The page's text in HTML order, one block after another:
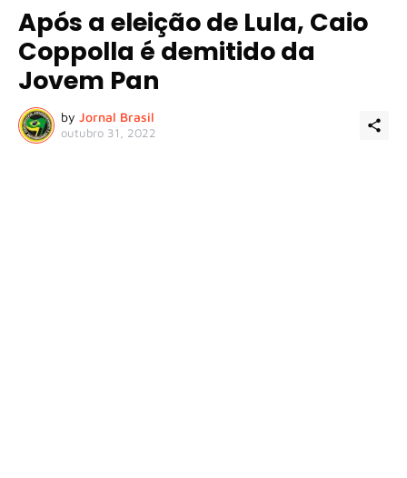
Após a eleição de Lula, Caio
Coppolla é demitido da
Jovem Pan
by Jornal Brasil
outubro 31, 2022